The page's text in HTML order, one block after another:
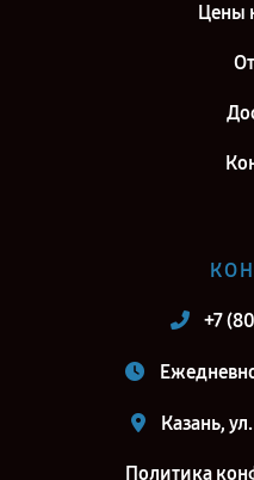
Ремонт тепловизионного
Цены
+7
Казань,
Политика